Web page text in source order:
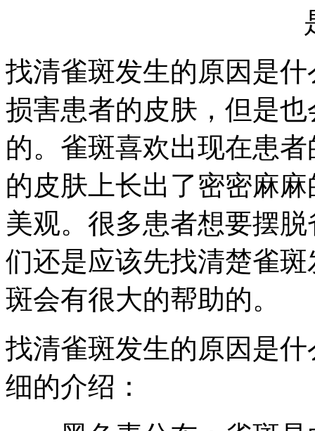
找清雀斑发生的原因是
损害患者的皮肤，但是
的。雀斑喜欢出现在患
的皮肤上长出了密密麻
美观。很多患者想要摆
们还是应该先找清楚雀
斑会有很大的帮助的。
找清雀斑发生的原因是
细的介绍：